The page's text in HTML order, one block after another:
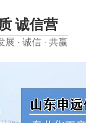
诚信营
展 · 诚信 · 共赢